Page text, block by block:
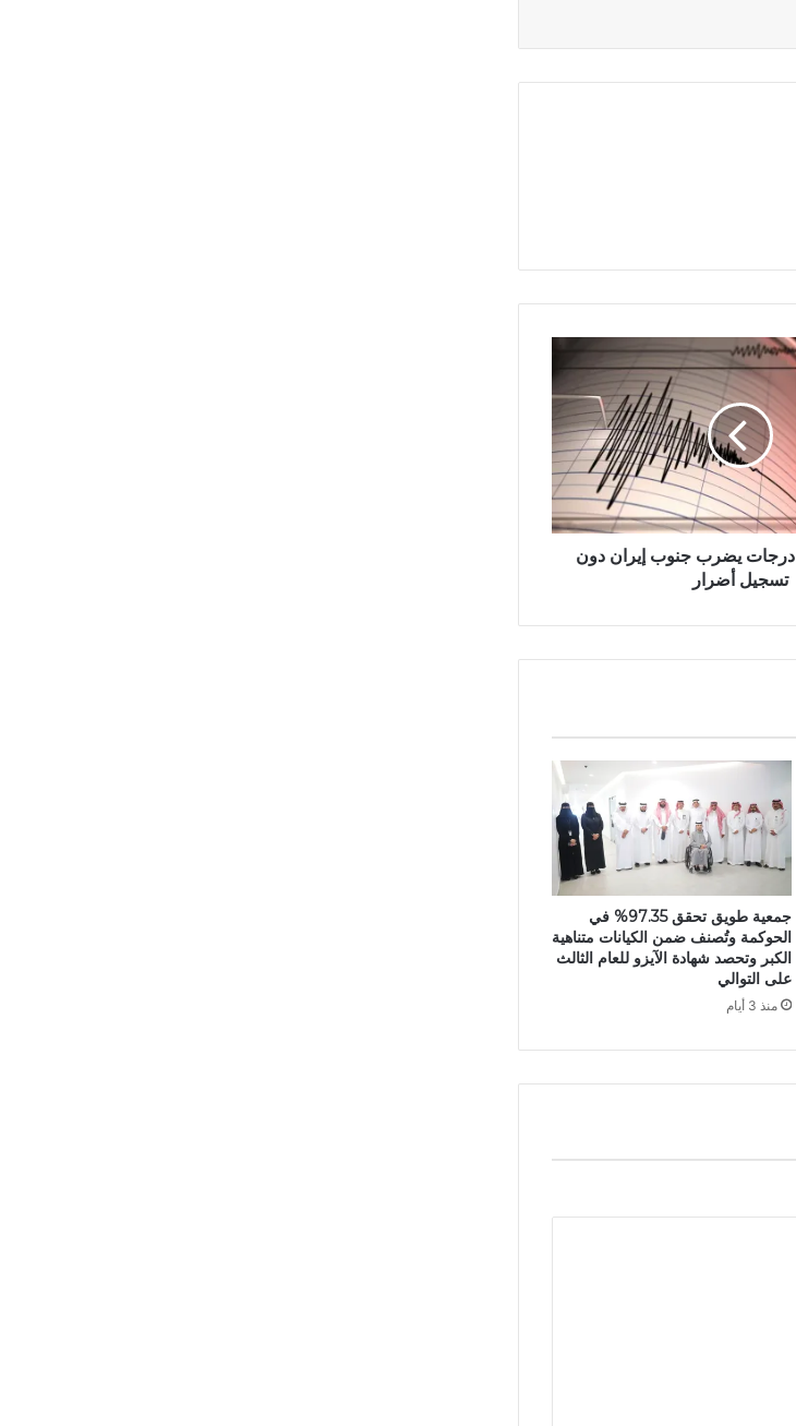
زلزال بقوة 4.7 درجات يضرب جنوب إيران دون
تسجيل أضرار
جمعية طويق تحقق 97.35% في
الحوكمة وتُصنف ضمن الكيانات متناهية
الكبر وتحصد شهادة الآيزو للعام الثالث
على التوالي
منذ 3 أيام